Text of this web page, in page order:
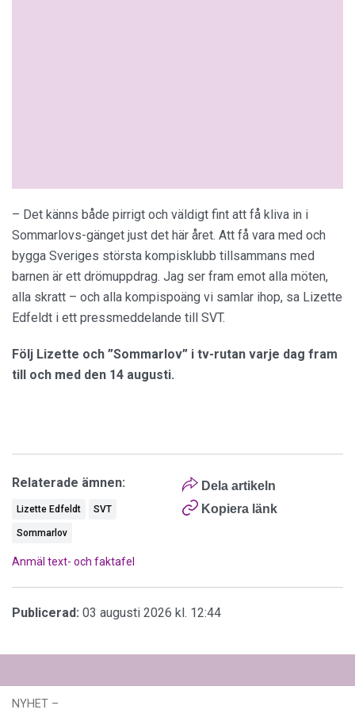
– Det känns både pirrigt och väldigt fint att få kliva in i
Sommarlovs-gänget just det här året. Att få vara med och
bygga Sveriges största kompisklubb tillsammans med
barnen är ett drömuppdrag. Jag ser fram emot alla möten,
alla skratt – och alla kompispoäng vi samlar ihop, sa Lizette
Edfeldt i ett pressmeddelande till SVT.
Följ Lizette och ”Sommarlov” i tv-rutan varje dag fram
till och med den 14 augusti.
Dela artikeln
Kopiera länk
Relaterade ämnen:
Lizette Edfeldt SVT
Sommarlov
Anmäl text- och faktafel
Publicerad: 03 augusti 2026 kl. 12:44
NYHET –